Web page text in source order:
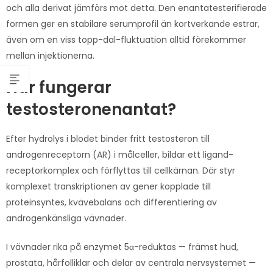
och alla derivat jämförs mot detta. Den enantatesterifierade
formen ger en stabilare serumprofil än kortverkande estrar,
även om en viss topp-dal-fluktuation alltid förekommer
mellan injektionerna.
Hur fungerar
testosteronenantat?
Efter hydrolys i blodet binder fritt testosteron till
androgenreceptorn (AR) i målceller, bildar ett ligand-
receptorkomplex och förflyttas till cellkärnan. Där styr
komplexet transkriptionen av gener kopplade till
proteinsyntes, kvävebalans och differentiering av
androgenkänsliga vävnader.
I vävnader rika på enzymet 5α-reduktas — främst hud,
prostata, hårfolliklar och delar av centrala nervsystemet —